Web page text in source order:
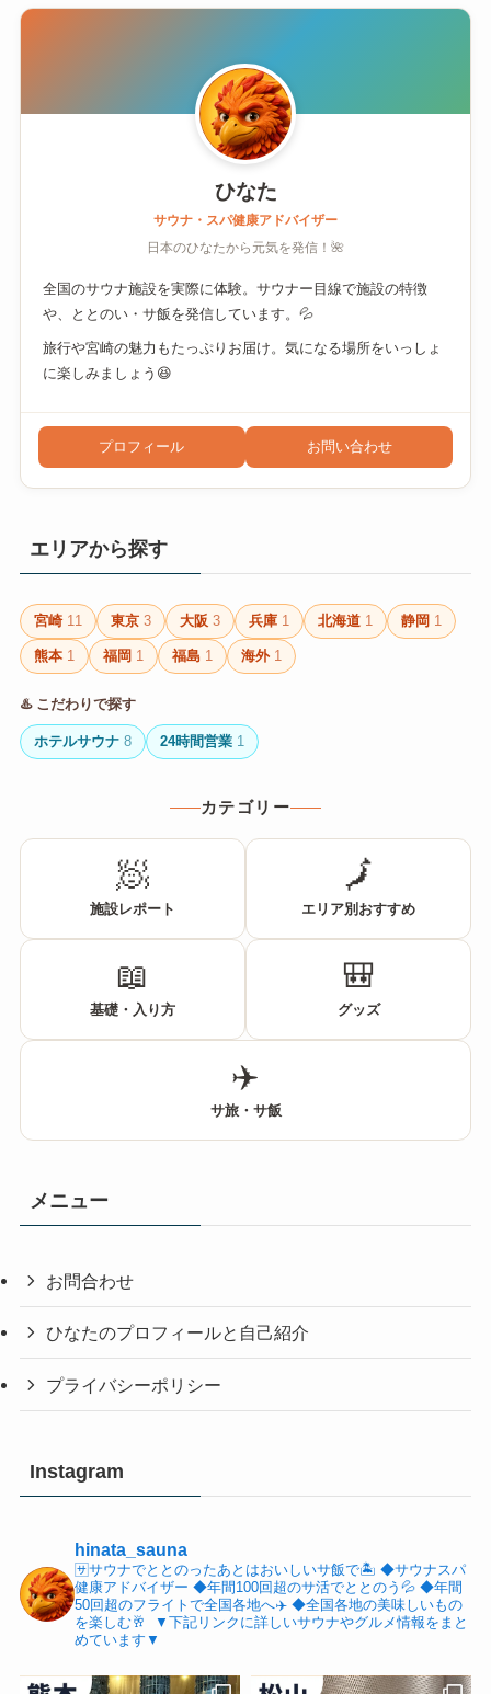
ひなた
サウナ・スパ健康アドバイザー
日本のひなたから元気を発信！🌺
全国のサウナ施設を実際に体験。サウナー目線で施設の特徴
や、ととのい・サ飯を発信しています。💦
旅行や宮崎の魅力もたっぷりお届け。気になる場所をいっしょ
に楽しみましょう😆
プロフィール お問い合わせ
エリアから探す
宮崎 11 東京 3 大阪 3 兵庫 1 北海道 1 静岡 1
熊本 1 福岡 1 福島 1 海外 1
♨️ こだわりで探す
ホテルサウナ 8 24時間営業 1
カテゴリー
🧖
施設レポート
🗾
エリア別おすすめ
📖
基礎・入り方
🎒
グッズ
✈️
サ旅・サ飯
メニュー
お問合わせ
ひなたのプロフィールと自己紹介
プライバシーポリシー
Instagram
hinata_sauna
🈂️サウナでととのったあとはおいしいサ飯で🏝️ ⁡◆サウナスパ
健康アドバイザー ◆年間100回超のサ活でととのう💦◆年間
50回超のフライトで全国各地へ✈️◆全国各地の美味しいもの
を楽しむ🥂
▼下記リンクに詳しいサウナやグルメ情報をまと
めています▼